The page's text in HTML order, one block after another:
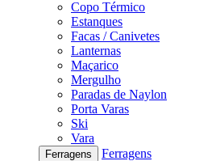
Copo Térmico
Estanques
Facas / Canivetes
Lanternas
Maçarico
Mergulho
Paradas de Naylon
Porta Varas
Ski
Vara
Ferragens
Ferragens